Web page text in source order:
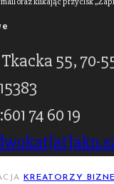
55, 70-
601 74 60 19
KREATORZY